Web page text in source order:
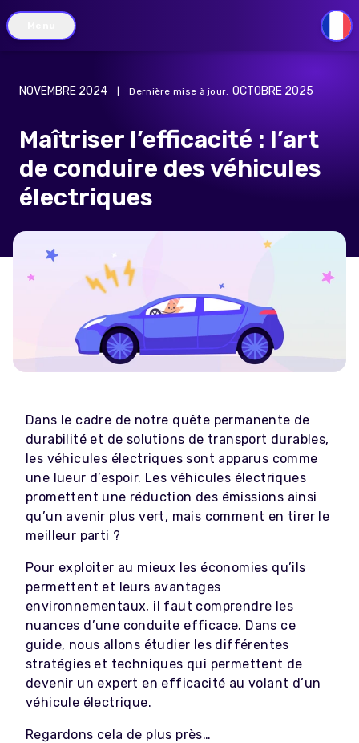
FR
NOVEMBRE 2024 Dernière mise à jour: OCTOBRE 2025
Maîtriser l’efficacité : l’art
de conduire des véhicules
électriques
Dans le cadre de notre quête permanente de
durabilité et de solutions de transport durables,
les véhicules électriques sont apparus comme
une lueur d’espoir. Les véhicules électriques
promettent une réduction des émissions ainsi
qu’un avenir plus vert, mais comment en tirer le
meilleur parti ?
Pour exploiter au mieux les économies qu’ils
permettent et leurs avantages
environnementaux, il faut comprendre les
nuances d’une conduite efficace. Dans ce
guide, nous allons étudier les différentes
stratégies et techniques qui permettent de
devenir un expert en efficacité au volant d’un
véhicule électrique.
Regardons cela de plus près…